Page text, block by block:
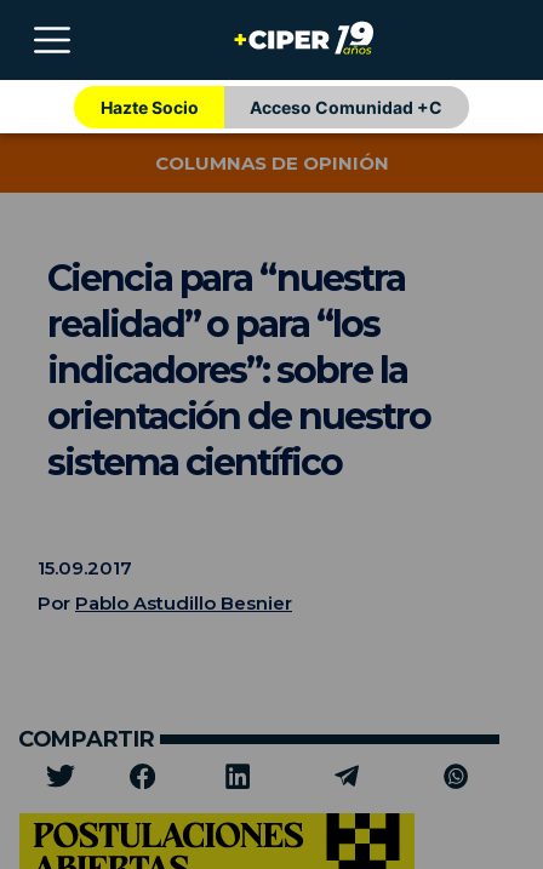
Hazte Socio Acceso Comunidad +C
COLUMNAS DE OPINIÓN
Ciencia para “nuestra
realidad” o para “los
indicadores”: sobre la
orientación de nuestro
sistema científico
15.09.2017
Por Pablo Astudillo Besnier
COMPARTIR